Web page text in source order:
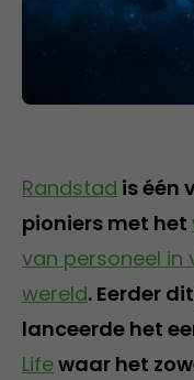
Randstad is één
pioniers met het
van personeel in
wereld. Eerder
lanceerde het
Lifewaar het